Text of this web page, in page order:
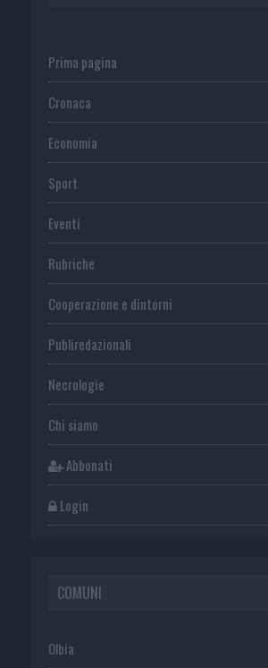
Prima pagina
Cronaca
Economia
Sport
Eventi
Rubriche
Cooperazione e dintorni
Publiredazionali
Necrologie
Chi siamo
Abbonati
Login
COMUNI
Olbia